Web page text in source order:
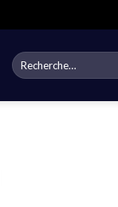
Recherche
pour :